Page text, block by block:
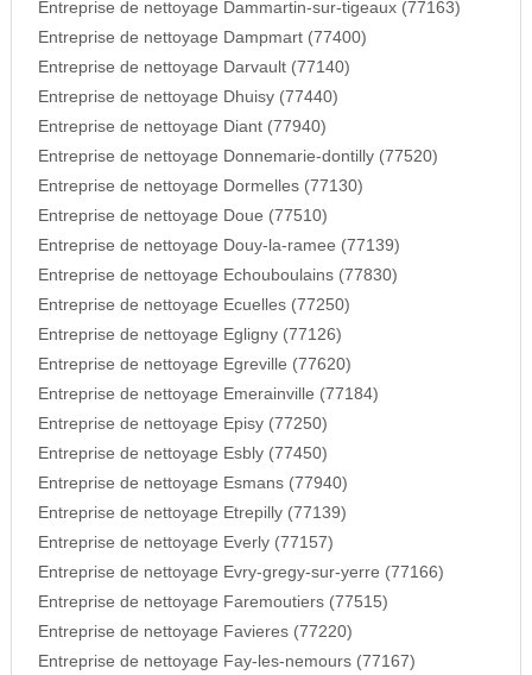
Entreprise de nettoyage Dammartin-sur-tigeaux (77163)
Entreprise de nettoyage Dampmart (77400)
Entreprise de nettoyage Darvault (77140)
Entreprise de nettoyage Dhuisy (77440)
Entreprise de nettoyage Diant (77940)
Entreprise de nettoyage Donnemarie-dontilly (77520)
Entreprise de nettoyage Dormelles (77130)
Entreprise de nettoyage Doue (77510)
Entreprise de nettoyage Douy-la-ramee (77139)
Entreprise de nettoyage Echouboulains (77830)
Entreprise de nettoyage Ecuelles (77250)
Entreprise de nettoyage Egligny (77126)
Entreprise de nettoyage Egreville (77620)
Entreprise de nettoyage Emerainville (77184)
Entreprise de nettoyage Episy (77250)
Entreprise de nettoyage Esbly (77450)
Entreprise de nettoyage Esmans (77940)
Entreprise de nettoyage Etrepilly (77139)
Entreprise de nettoyage Everly (77157)
Entreprise de nettoyage Evry-gregy-sur-yerre (77166)
Entreprise de nettoyage Faremoutiers (77515)
Entreprise de nettoyage Favieres (77220)
Entreprise de nettoyage Fay-les-nemours (77167)